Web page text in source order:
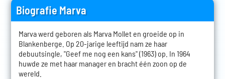
Biografie Marva
Marva werd geboren als Marva Mollet en groeide op in
Blankenberge. Op 20-jarige leeftijd nam ze haar
debuutsingle, "Geef me nog een kans" (1963) op. In 1964
huwde ze met haar manager en bracht één zoon op de
wereld.